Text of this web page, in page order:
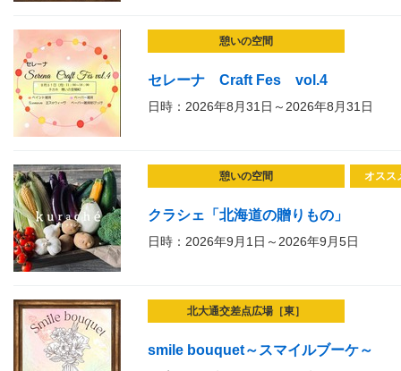
憩いの空間
セレーナ Craft Fes vol.4
日時：2026年8月31日～2026年8月31日
憩いの空間 オスス
クラシェ「北海道の贈りもの」
日時：2026年9月1日～2026年9月5日
北大通交差点広場［東］
smile bouquet～スマイルブーケ～